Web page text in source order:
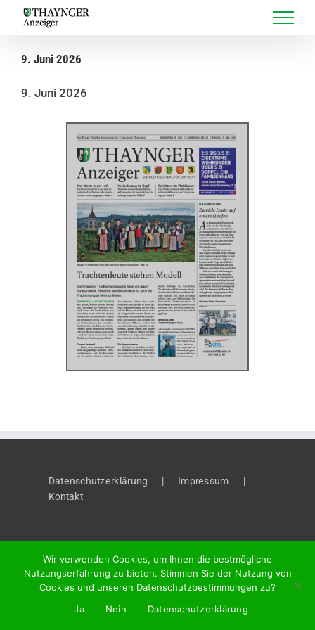
9. Juni 2026
9. Juni 2026
Datenschutzerklärung
Impressum
Kontakt
2026 "Thaynger Anzeiger", Meier + Cie AG, Vordergasse 58, 8201
Schaffhausen
Wir verwenden Cookies, um Ihnen die bestmögliche
Nutzungserfahrung zu bieten. Stimmen Sie der Nutzung von
Cookies und unseren Datenschutzbestimmungen zu?
Ja
Nein Datenschutzerklärung